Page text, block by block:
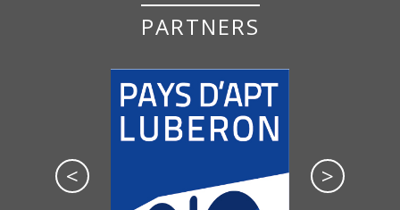
PARTNERS
< >